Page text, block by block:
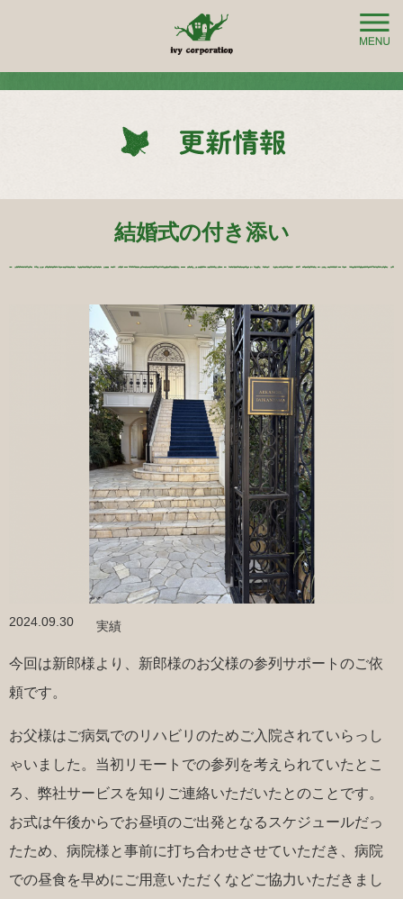
結婚式の付き添い
2024.09.30 実績
今回は新郎様より、新郎様のお父様の参列サポートのご依
頼です。
お父様はご病気でのリハビリのためご入院されていらっし
ゃいました。当初リモートでの参列を考えられていたとこ
ろ、弊社サービスを知りご連絡いただいたとのことです。
お式は午後からでお昼頃のご出発となるスケジュールだっ
たため、病院様と事前に打ち合わせさせていただき、病院
での昼食を早めにご用意いただくなどご協力いただきまし